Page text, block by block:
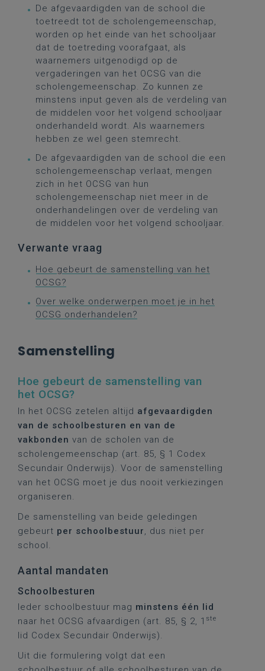
De afgevaardigden van de school die
toetreedt tot de scholengemeenschap,
worden op het einde van het schooljaar
dat de toetreding voorafgaat, als
waarnemers uitgenodigd op de
vergaderingen van het OCSG van die
scholengemeenschap. Zo kunnen ze
minstens input geven als de verdeling van
de middelen voor het volgend schooljaar
onderhandeld wordt. Als waarnemers
hebben ze wel geen stemrecht.
De afgevaardigden van de school die een
scholengemeenschap verlaat, mengen
zich in het OCSG van hun
scholengemeenschap niet meer in de
onderhandelingen over de verdeling van
de middelen voor het volgend schooljaar.
Verwante vraag
Hoe gebeurt de samenstelling van het
OCSG?
Over welke onderwerpen moet je in het
OCSG onderhandelen?
Samenstelling
Hoe gebeurt de samenstelling van
het OCSG?
In het OCSG zetelen altijd afgevaardigden
van de schoolbesturen en van de
vakbonden van de scholen van de
scholengemeenschap (art. 85, § 1 Codex
Secundair Onderwijs). Voor de samenstelling
van het OCSG moet je dus nooit verkiezingen
organiseren.
De samenstelling van beide geledingen
gebeurt per schoolbestuur, dus niet per
school.
Aantal mandaten
Schoolbesturen
Ieder schoolbestuur mag minstens één lid
naar het OCSG afvaardigen (art. 85, § 2, 1 ste
lid Codex Secundair Onderwijs).
Uit die formulering volgt dat een